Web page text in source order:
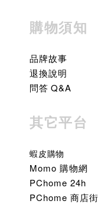
購物須知
品牌故事
退換說明
問答 Q&A
其它平台
蝦皮購物
Momo 購物網
PChome 24h
PChome 商店街